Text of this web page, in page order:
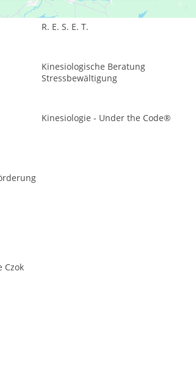
R. E. S. E. T.
Kinesiologische Beratung
Stressbewältigung
Kinesiologie - Under the Code®
Czok